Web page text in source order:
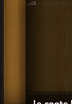
كتب